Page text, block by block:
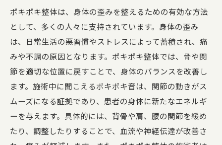
ポキポキ整体は、身体の歪みを整えるための有効な方法
として、多くの人々に支持されています。身体の歪み
は、日常生活の悪習慣やストレスによって蓄積され、痛
みや不調の原因となります。ポキポキ整体では、骨や関
節を適切な位置に戻すことで、身体のバランスを改善し
ます。施術中に聞こえるポキポキ音は、関節の動きがス
ムーズになる証拠であり、患者の身体に新たなエネルギ
ーを与えます。具体的には、背骨や肩、腰の関節を緩め
たり、調整したりすることで、血流や神経伝達が改善さ